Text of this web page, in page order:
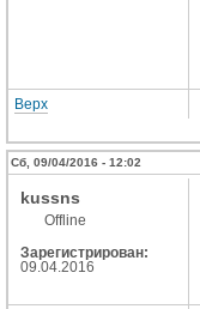
Верх
Сб, 09/04/2016 - 12:02
kussns
Offline
Зарегистрирован:
09.04.2016